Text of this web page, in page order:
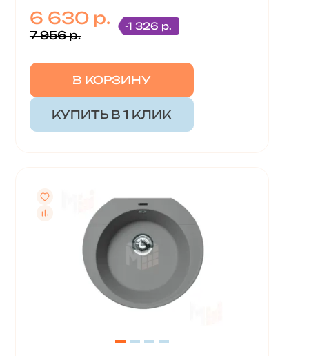
6 630 р.
7 956 р.
-1 326 р.
В КОРЗИНУ
КУПИТЬ В 1 КЛИК